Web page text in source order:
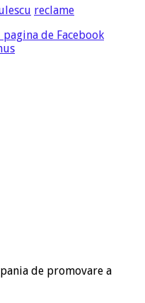
reclame
de Facebook
de promovare a